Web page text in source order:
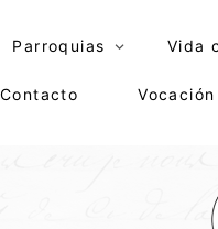
Parroquias Vida
Contacto